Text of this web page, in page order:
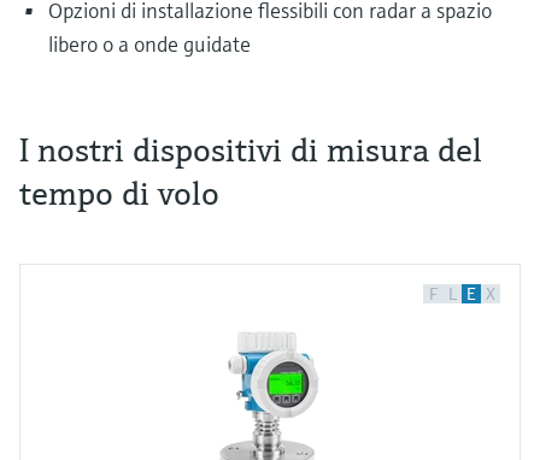
Opzioni di installazione flessibili con radar a spazio
libero o a onde guidate
Ogni giorno, attraverso i tubi collegati ai
riempimento e scarico dei più svariati fluidi
solidi quali ghiaia, pellet di plastica o polveri.
Dato che questi fluidi hanno spesso proprietà
completamente diverse, sono diversi anche i
I nostri dispositivi di misura del
tempo di volo
F L E X